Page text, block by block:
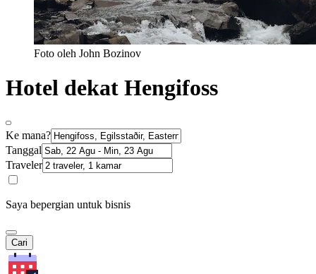
Foto oleh John Bozinov
Hotel dekat Hengifoss
Ke mana?
Tanggal
Traveler
Saya bepergian untuk bisnis
Cari